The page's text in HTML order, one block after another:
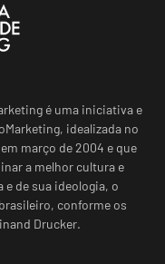
é uma iniciativa e
idealizada no
março de 2004 e que
a melhor cultura e
de sua ideologia, o
conforme os
Drucker.